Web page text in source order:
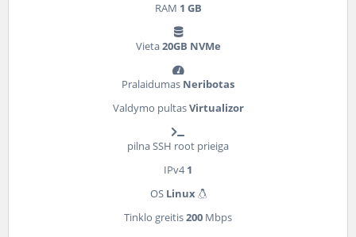
RAM 1 GB
Vieta20GB NVMe
Pralaidumas Neribotas
Valdymo pultasVirtualizor
pilna SSH root prieiga
IPv41
OS Linux
Tinklo greitis200 Mbps